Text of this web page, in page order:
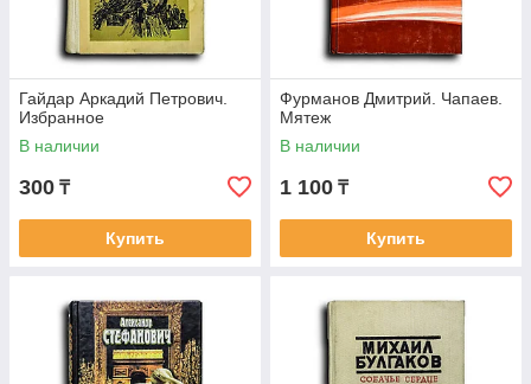
Гайдар Аркадий Петрович.
Избранное
В наличии
300 ₸
Купить
Фурманов Дмитрий. Чапаев.
Мятеж
В наличии
1 100 ₸
Купить